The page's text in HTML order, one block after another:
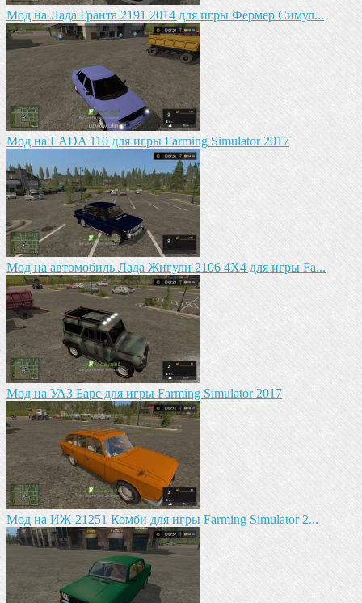
Мод на Лада Гранта 2191 2014 для игры Фермер Симул...
Мод на LADA 110 для игры Farming Simulator 2017
Мод на автомобиль Лада Жигули 2106 4Х4 для игры Fa...
Mод на УАЗ Барс для игры Farming Simulator 2017
Мод на ИЖ-21251 Комби для игры Farming Simulator 2...